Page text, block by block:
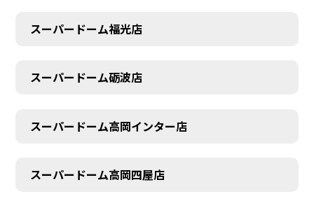
スーパードーム福光店
スーパードーム砺波店
スーパードーム高岡インター店
スーパードーム高岡四屋店